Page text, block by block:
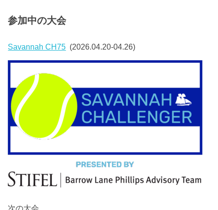
参加中の大会
Savannah CH75 (2026.04.20-04.26)
次の大会